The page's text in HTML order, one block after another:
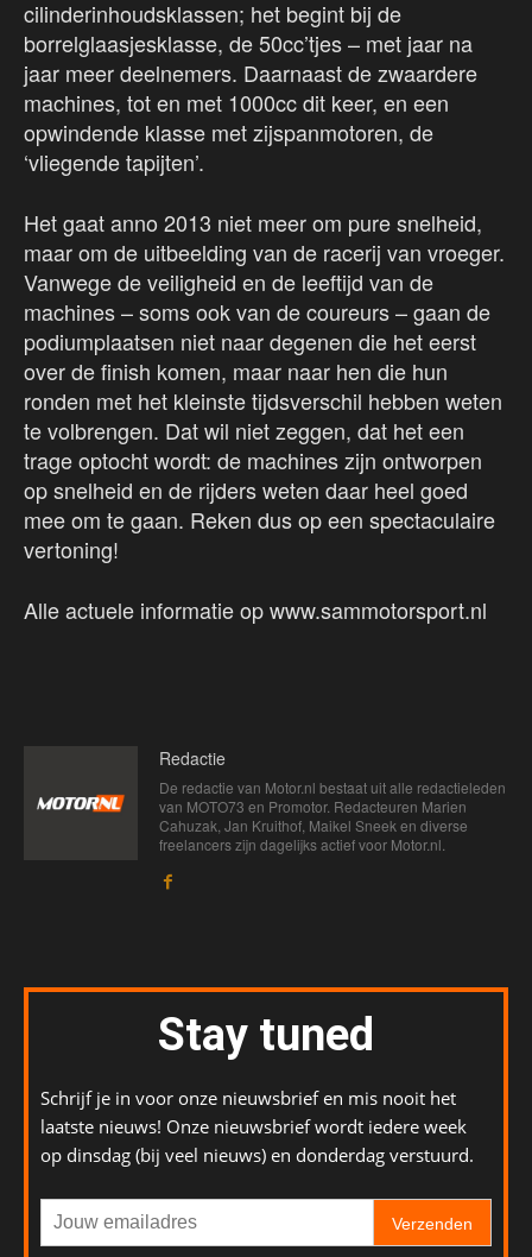
cilinderinhoudsklassen; het begint bij de
borrelglaasjesklasse, de 50cc’tjes – met jaar na
jaar meer deelnemers. Daarnaast de zwaardere
machines, tot en met 1000cc dit keer, en een
opwindende klasse met zijspanmotoren, de
‘vliegende tapijten’.
Het gaat anno 2013 niet meer om pure snelheid,
maar om de uitbeelding van de racerij van vroeger.
Vanwege de veiligheid en de leeftijd van de
machines – soms ook van de coureurs – gaan de
podiumplaatsen niet naar degenen die het eerst
over de finish komen, maar naar hen die hun
ronden met het kleinste tijdsverschil hebben weten
te volbrengen. Dat wil niet zeggen, dat het een
trage optocht wordt: de machines zijn ontworpen
op snelheid en de rijders weten daar heel goed
mee om te gaan. Reken dus op een spectaculaire
vertoning!
Alle actuele informatie op www.sammotorsport.nl
Redactie
De redactie van Motor.nl bestaat uit alle redactieleden
van MOTO73 en Promotor. Redacteuren Marien
Cahuzak, Jan Kruithof, Maikel Sneek en diverse
freelancers zijn dagelijks actief voor Motor.nl.
Stay tuned
Schrijf je in voor onze nieuwsbrief en mis nooit het
laatste nieuws! Onze nieuwsbrief wordt iedere week
op dinsdag (bij veel nieuws) en donderdag verstuurd.
Verzenden